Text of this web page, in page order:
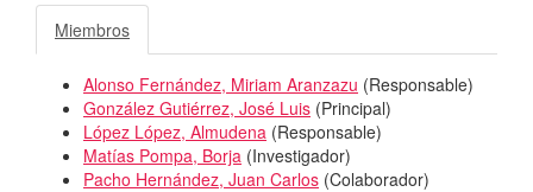
Miembros
Alonso Fernández, Miriam Aranzazu (Responsable)
González Gutiérrez, José Luis (Principal)
López López, Almudena (Responsable)
Matías Pompa, Borja (Investigador)
Pacho Hernández, Juan Carlos (Colaborador)